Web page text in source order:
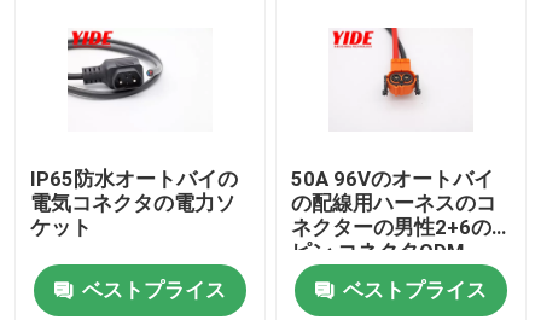
IP65防水オートバイの
電気コネクタの電力ソ
ケット
ベストプライス
50A 96Vのオートバイ
の配線用ハーネスのコ
ネクターの男性2+6の
ピン コネクタODM
ベストプライス